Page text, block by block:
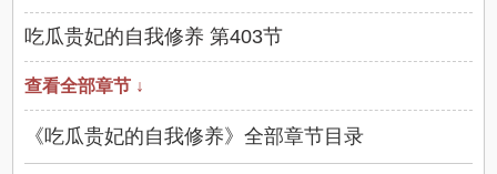
吃瓜贵妃的自我修养 第403节
查看全部章节 ↓
《吃瓜贵妃的自我修养》全部章节目录